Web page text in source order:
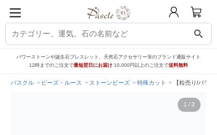
search
パワーストーンや誕生石ブレスレット、天然石アクセサリー等のブランド通販サイト
12時までのご注文で最短翌日にお届け 10,000円以上のご注文で送料無料
パスクル ビーズ・ルース ストーンビーズ 特殊カット 【粒売り/バラ
1 / 3